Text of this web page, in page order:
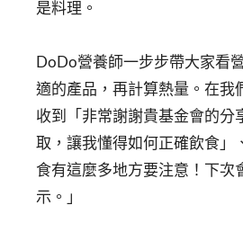
是料理。
DoDo營養師一步步帶大家看
適的產品，再計算熱量。在我
收到「非常謝謝貴基金會的分
取，讓我懂得如何正確飲食」
食有這麼多地方要注意！下次
示。」